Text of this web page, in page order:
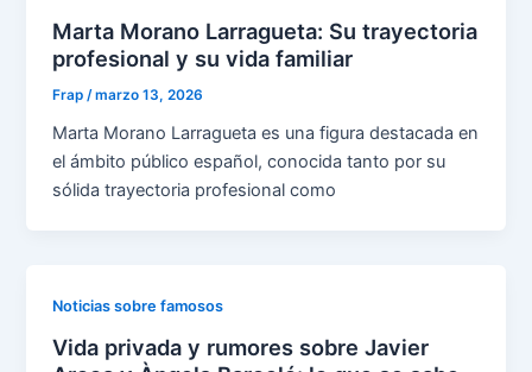
Marta Morano Larragueta: Su trayectoria
profesional y su vida familiar
Frap /marzo 13, 2026
Marta Morano Larragueta es una figura destacada en
el ámbito público español, conocida tanto por su
sólida trayectoria profesional como
Noticias sobre famosos
Vida privada y rumores sobre Javier